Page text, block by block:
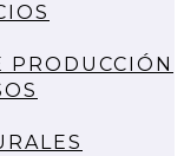
PRODUCCIÓN